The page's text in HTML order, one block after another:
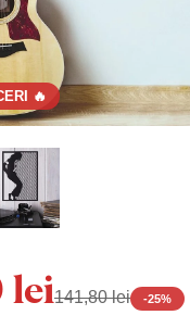
🔥
lei141,80 lei -25%